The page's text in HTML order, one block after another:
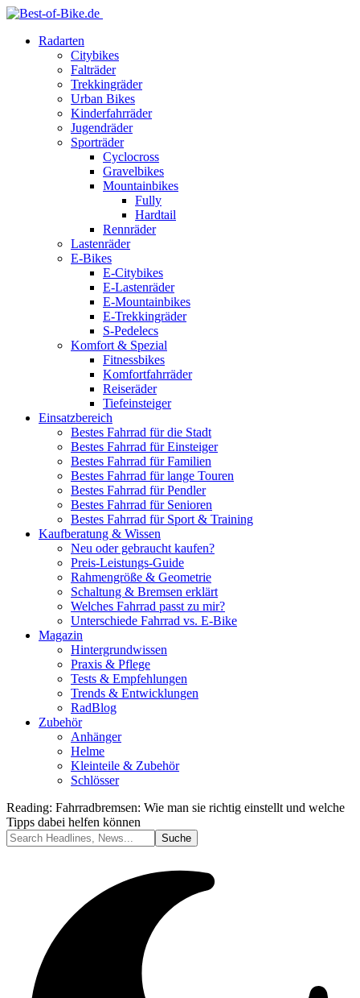
Radarten
Citybikes
Falträder
Trekkingräder
Urban Bikes
Kinderfahrräder
Jugendräder
Sporträder
Cyclocross
Gravelbikes
Mountainbikes
Fully
Hardtail
Rennräder
Lastenräder
E-Bikes
E-Citybikes
E-Lastenräder
E-Mountainbikes
E-Trekkingräder
S-Pedelecs
Komfort & Spezial
Fitnessbikes
Komfortfahrräder
Reiseräder
Tiefeinsteiger
Einsatzbereich
Bestes Fahrrad für die Stadt
Bestes Fahrrad für Einsteiger
Bestes Fahrrad für Familien
Bestes Fahrrad für lange Touren
Bestes Fahrrad für Pendler
Bestes Fahrrad für Senioren
Bestes Fahrrad für Sport & Training
Kaufberatung & Wissen
Neu oder gebraucht kaufen?
Preis-Leistungs-Guide
Rahmengröße & Geometrie
Schaltung & Bremsen erklärt
Welches Fahrrad passt zu mir?
Unterschiede Fahrrad vs. E-Bike
Magazin
Hintergrundwissen
Praxis & Pflege
Tests & Empfehlungen
Trends & Entwicklungen
RadBlog
Zubehör
Anhänger
Helme
Kleinteile & Zubehör
Schlösser
Reading: Fahrradbremsen: Wie man sie richtig einstellt und welche
Tipps dabei helfen können